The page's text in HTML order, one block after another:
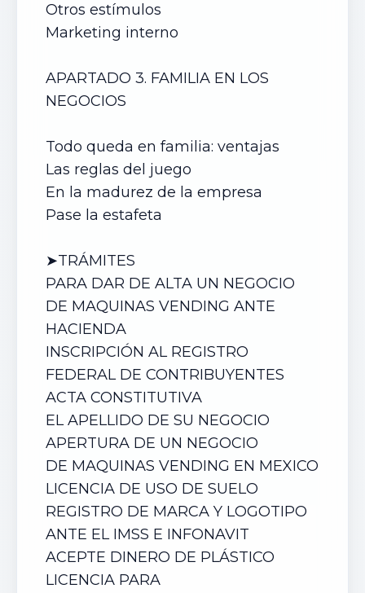
Otros estímulos
Marketing interno
APARTADO 3. FAMILIA EN LOS
NEGOCIOS
Todo queda en familia: ventajas
Las reglas del juego
En la madurez de la empresa
Pase la estafeta
➤TRÁMITES
PARA DAR DE ALTA UN NEGOCIO
DE MAQUINAS VENDING ANTE
HACIENDA
INSCRIPCIÓN AL REGISTRO
FEDERAL DE CONTRIBUYENTES
ACTA CONSTITUTIVA
EL APELLIDO DE SU NEGOCIO
APERTURA DE UN NEGOCIO
DE MAQUINAS VENDING EN MEXICO
LICENCIA DE USO DE SUELO
REGISTRO DE MARCA Y LOGOTIPO
ANTE EL IMSS E INFONAVIT
ACEPTE DINERO DE PLÁSTICO
LICENCIA PARA